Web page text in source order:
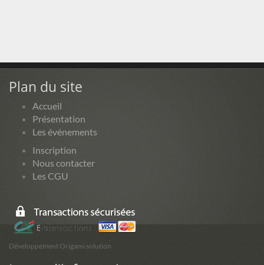
Plan du site
Accueil
Présentation
Les événements
Inscription
Nous contacter
Les CGU
Développement Origami solution